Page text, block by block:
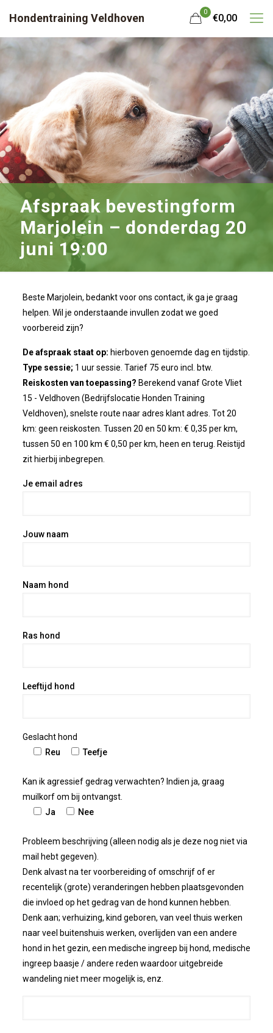
Hondentraining Veldhoven 0
€0,00
Afspraak bevestingform
Marjolein – donderdag 20
juni 19:00
Beste Marjolein, bedankt voor ons contact, ik ga je graag
helpen. Wil je onderstaande invullen zodat we goed
voorbereid zijn?
De afspraak staat op: hierboven genoemde dag en tijdstip.
Type sessie; 1 uur sessie. Tarief 75 euro incl. btw.
Reiskosten van toepassing? Berekend vanaf Grote Vliet
15 - Veldhoven (Bedrijfslocatie Honden Training
Veldhoven), snelste route naar adres klant adres. Tot 20
km: geen reiskosten. Tussen 20 en 50 km: € 0,35 per km,
tussen 50 en 100 km € 0,50 per km, heen en terug. Reistijd
zit hierbij inbegrepen.
Je email adres
Jouw naam
Naam hond
Ras hond
Leeftijd hond
Geslacht hond
Reu
Teefje
Kan ik agressief gedrag verwachten? Indien ja, graag
muilkorf om bij ontvangst.
Ja
Nee
Probleem beschrijving (alleen nodig als je deze nog niet via
mail hebt gegeven).
Denk alvast na ter voorbereiding of omschrijf of er
recentelijk (grote) veranderingen hebben plaatsgevonden
die invloed op het gedrag van de hond kunnen hebben.
Denk aan; verhuizing, kind geboren, van veel thuis werken
naar veel buitenshuis werken, overlijden van een andere
hond in het gezin, een medische ingreep bij hond, medische
ingreep baasje / andere reden waardoor uitgebreide
wandeling niet meer mogelijk is, enz.